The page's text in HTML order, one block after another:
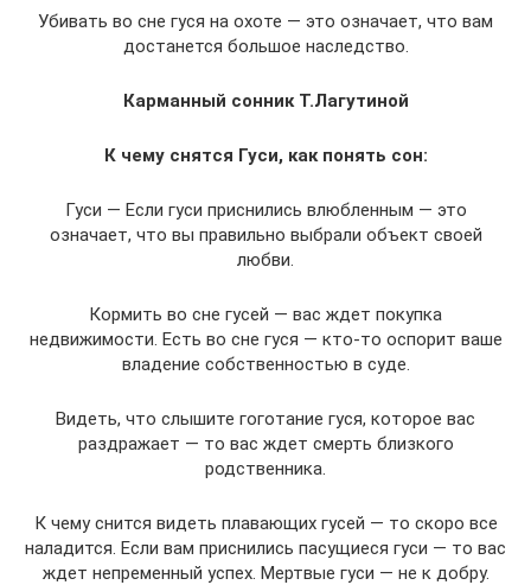
Убивать во сне гуся на охоте — это означает, что вам
достанется большое наследство.
Карманный сонник Т.Лагутиной
К чему снятся Гуси, как понять сон:
Гуси — Если гуси приснились влюбленным — это
означает, что вы правильно выбрали объект своей
любви.
Кормить во сне гусей — вас ждет покупка
недвижимости. Есть во сне гуся — кто-то оспорит ваше
владение собственностью в суде.
Видеть, что слышите гоготание гуся, которое вас
раздражает — то вас ждет смерть близкого
родственника.
К чему снится видеть плавающих гусей — то скоро все
наладится. Если вам приснились пасущиеся гуси — то вас
ждет непременный успех. Мертвые гуси — не к добру.